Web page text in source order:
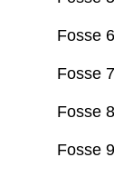
Fosse
Fosse
Fosse
Fosse